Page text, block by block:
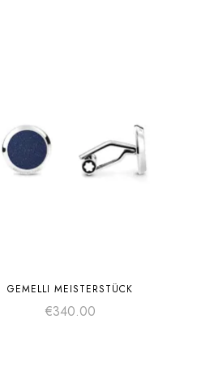
GEMELLI MEISTERSTÜCK
€340.00